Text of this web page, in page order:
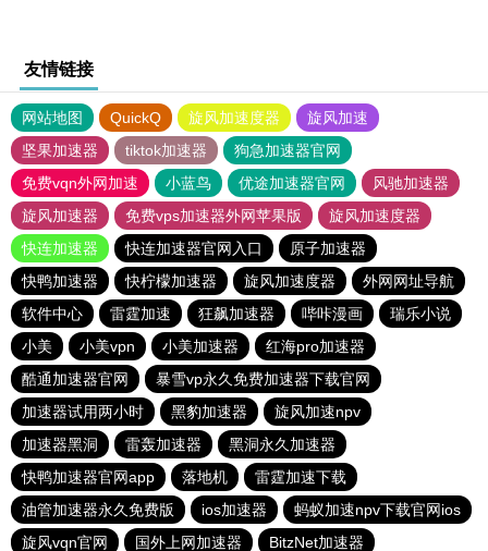
友情链接
网站地图 QuickQ 旋风加速度器
旋风加速
坚果加速器
tiktok加速器
狗急加速器官网
免费vqn外网加速
小蓝鸟 优途加速器官网
风驰加速器
旋风加速器
免费vps加速器外网苹果版
旋风加速度器
快连加速器
快连加速器官网入口
原子加速器
快鸭加速器
快柠檬加速器 旋风加速度器
外网网址导航
软件中心
雷霆加速 狂飙加速器 哔咔漫画
瑞乐小说
小美
小美vpn 小美加速器
红海pro加速器
酷通加速器官网
暴雪vp永久免费加速器下载官网
加速器试用两小时
黑豹加速器
旋风加速npv
加速器黑洞
雷轰加速器
黑洞永久加速器
快鸭加速器官网app
落地机
雷霆加速下载
油管加速器永久免费版
ios加速器
蚂蚁加速npv下载官网ios
旋风vqn官网
国外上网加速器 BitzNet加速器